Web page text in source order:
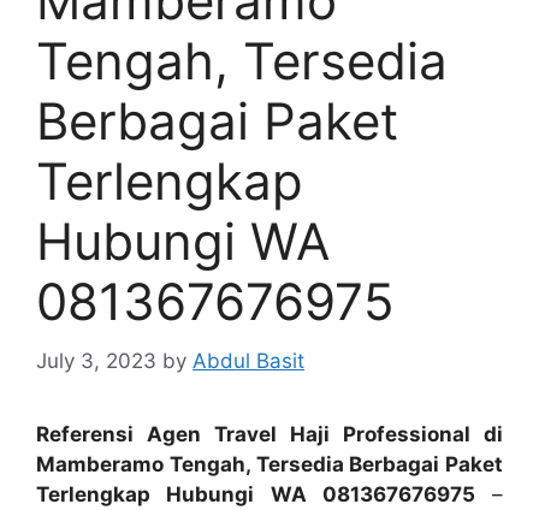
Tengah, Tersedia
Berbagai Paket
Terlengkap
Hubungi WA
081367676975
July 3, 2023 by Abdul Basit
Referensi Agen Travel Haji Professional di
Mamberamo Tengah, Tersedia Berbagai Paket
Terlengkap Hubungi WA 081367676975 –